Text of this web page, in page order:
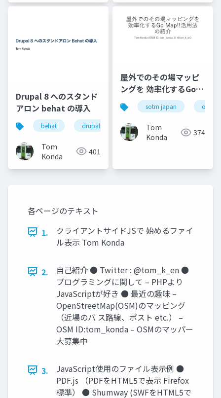
Drupal 8 へのスタンド
アロン behat の導入
behat drupal
Tom
Konda
401
屋外でのその場マッピ
ングを 効率化するGo
Map!!活用法 の紹介
sotm japan
Tom
Konda
374
各ページのテキスト
1.
クライアントサイドJSで 始めるファイ
ル表示 Tom Konda
2.
自己紹介 ● Twitter : @tom_k_en ●
プログラミングに関して – PHPより
JavaScriptが好き ● 最近の趣味 –
OpenStreetMap(OSM)のマッピング
（近場のバ ス路線、ポスト etc.） –
OSM ID:tom_konda – OSMのマッパー
大募集中
3.
JavaScript使用のファイル表示例 ●
PDF.js （PDFをHTML5で表示 Firefox
標準） ● Shumway (SWFをHTML5で